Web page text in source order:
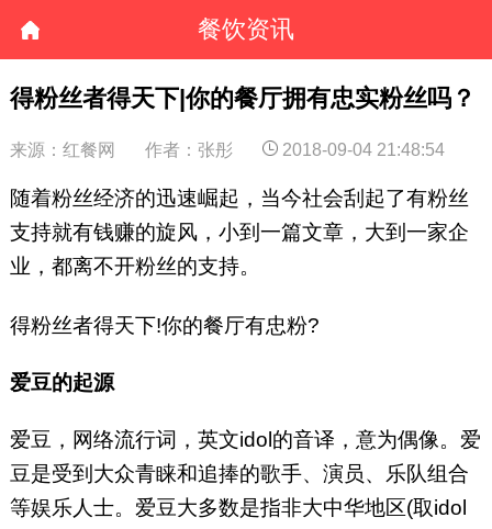
餐饮资讯
得粉丝者得天下|你的餐厅拥有忠实粉丝吗？
来源：红餐网 作者：张彤 2018-09-04 21:48:54
随着粉丝经济的迅速崛起，当今社会刮起了有粉丝
支持就有钱赚的旋风，小到一篇文章，大到一家企
业，都离不开粉丝的支持。
得粉丝者得天下!你的餐厅有忠粉?
爱豆的起源
爱豆，网络流行词，英文idol的音译，意为偶像。爱
豆是受到大众青睐和追捧的歌手、演员、乐队组合
等娱乐人士。爱豆大多数是指非大中华地区(取idol